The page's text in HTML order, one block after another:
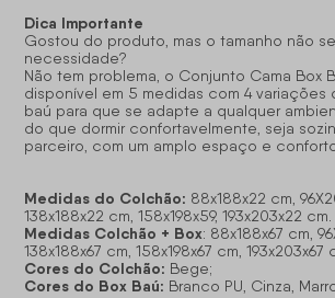
Dica Importante
Gostou do produto, mas o tamanho não
necessidade?
Não tem problema, o Conjunto Cama Box
disponível em 5 medidas com 4 variações
baú para que se adapte a qualquer
do que dormir confortavelmente, seja
parceiro, com um amplo espaço e
Medidas do Colchão: 88x188x22 cm,
138x188x22 cm, 158x198x59, 193x203x22 cm.
Medidas Colchão + Box: 88x188x67 cm,
138x188x67 cm, 158x198x67 cm, 193x203x67
Cores do Colchão: Bege;
Cores do Box Baú: Branco PU, Cinza,